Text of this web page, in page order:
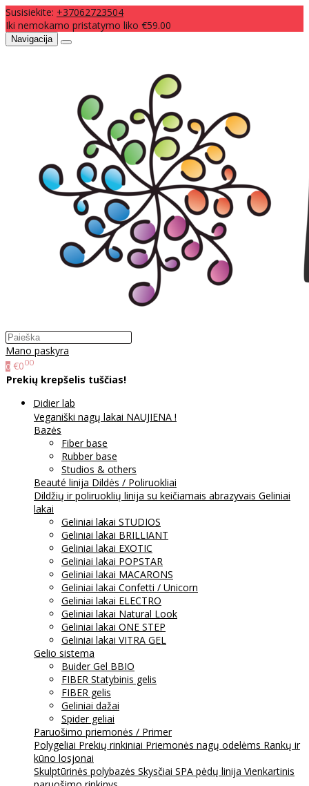
Susisiekite: +37062723504
Iki nemokamo pristatymo liko €59.00
Navigacija
Mano paskyra
0 €000
Prekių krepšelis tuščias!
Didier lab
Veganiški nagų lakai NAUJIENA !
Bazės
Fiber base
Rubber base
Studios & others
Beauté linija Dildės / Poliruokliai
Dildžių ir poliruoklių linija su keičiamais abrazyvais Geliniai
lakai
Geliniai lakai STUDIOS
Geliniai lakai BRILLIANT
Geliniai lakai EXOTIC
Geliniai lakai POPSTAR
Geliniai lakai MACARONS
Geliniai lakai Confetti / Unicorn
Geliniai lakai ELECTRO
Geliniai lakai Natural Look
Geliniai lakai ONE STEP
Geliniai lakai VITRA GEL
Gelio sistema
Buider Gel BBIO
FIBER Statybinis gelis
FIBER gelis
Geliniai dažai
Spider geliai
Paruošimo priemonės / Primer
Polygeliai Prekių rinkiniai Priemonės nagų odelėms Rankų ir
kūno losjonai
Skulptūrinės polybazės Skysčiai SPA pėdų linija Vienkartinis